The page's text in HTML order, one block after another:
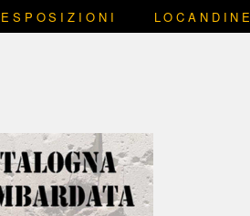
ESPOSIZIONI LOCANDINE